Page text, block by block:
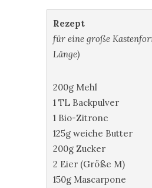
Rezept
für eine große
Länge)
200g Mehl
1 TL Backpulver
1 Bio-Zitrone
125g weiche Butter
200g Zucker
2 Eier (Größe M)
150g Mascarpone